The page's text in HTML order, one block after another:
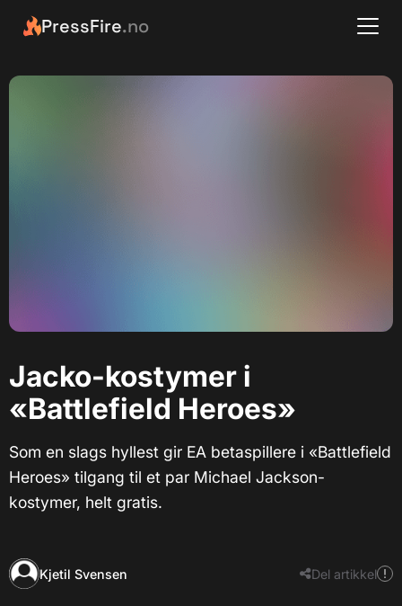
PressFire.no
Jacko-kostymer i
«Battlefield Heroes»
Som en slags hyllest gir EA betaspillere i «Battlefield
Heroes» tilgang til et par Michael Jackson-
kostymer, helt gratis.
Kjetil Svensen Del artikkel